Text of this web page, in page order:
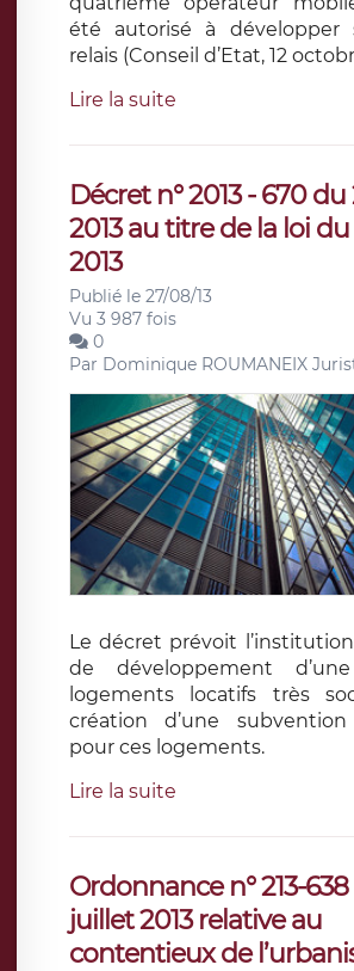
été autorisé à développer
relais (Conseil d’Etat, 12
Lire la suite
Décret n° 2013 - 670
2013 au titre de la loi du
2013
Publié le 27/08/13
Vu 3 987 fois
0
Par Dominique ROUMANEIX
Le décret prévoit
de développement
logements locatifs très
création d’une
pour ces logements.
Lire la suite
Ordonnance n° 213-638
juillet 2013 relative au
contentieux de